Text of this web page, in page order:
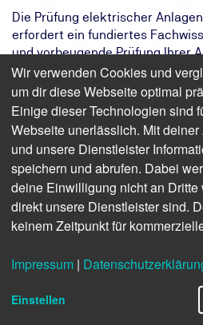
Die Prüfung elektrischer
erfordert ein fundiertes
und vorbeugende Prüfung Ihrer
Risiko von Unfällen und
vermittelt Ihnen die notwendigen
ortsfester elektrischer Anlagen
Das Ziel:
Elektrische
und werden
Das Ergebnis:
Sie kennen die
technischen
elektrischer
Ihr Weg:
Zweitägiges
Wir verwenden Cookies und
um dir diese Webseite optimal
Einige dieser Technologien sind
Webseite unerlässlich. Mit
und unsere Dienstleister
speichern und abrufen. Dabei
deine Einwilligung nicht an
direkt unsere Dienstleister sind.
keinem Zeitpunkt für
Impressum |
Einstellen